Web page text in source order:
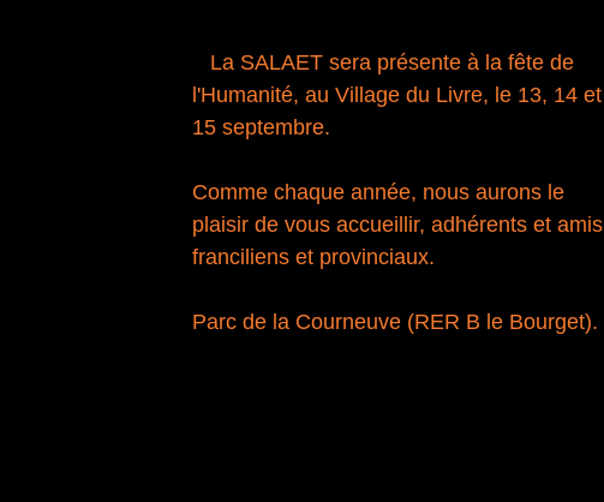
l'Humanité, au Village du Livre, le 13, 14 et
15 septembre.
Comme chaque année, nous aurons le
plaisir de vous accueillir, adhérents et amis
franciliens et provinciaux.
Parc de la Courneuve (RER B le Bourget).